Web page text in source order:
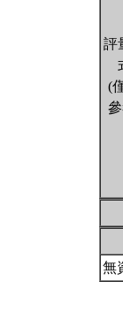
評
(
無